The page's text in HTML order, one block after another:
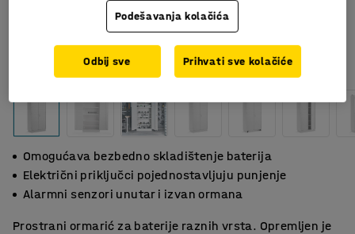
Omogućava bezbedno skladištenje baterija
Električni priključci pojednostavljuju punjenje
Alarmni senzori unutar i izvan ormana
Prostrani ormarić za baterije raznih vrsta. Opremljen je
Podešavanja kolačića
Odbij sve Prihvati sve kolačiće